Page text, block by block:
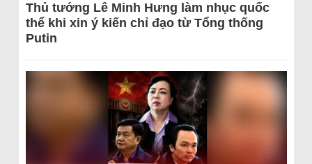
Thủ tướng Lê Minh Hưng làm nhục quốc
thể khi xin ý kiến chỉ đạo từ Tổng thống
Putin